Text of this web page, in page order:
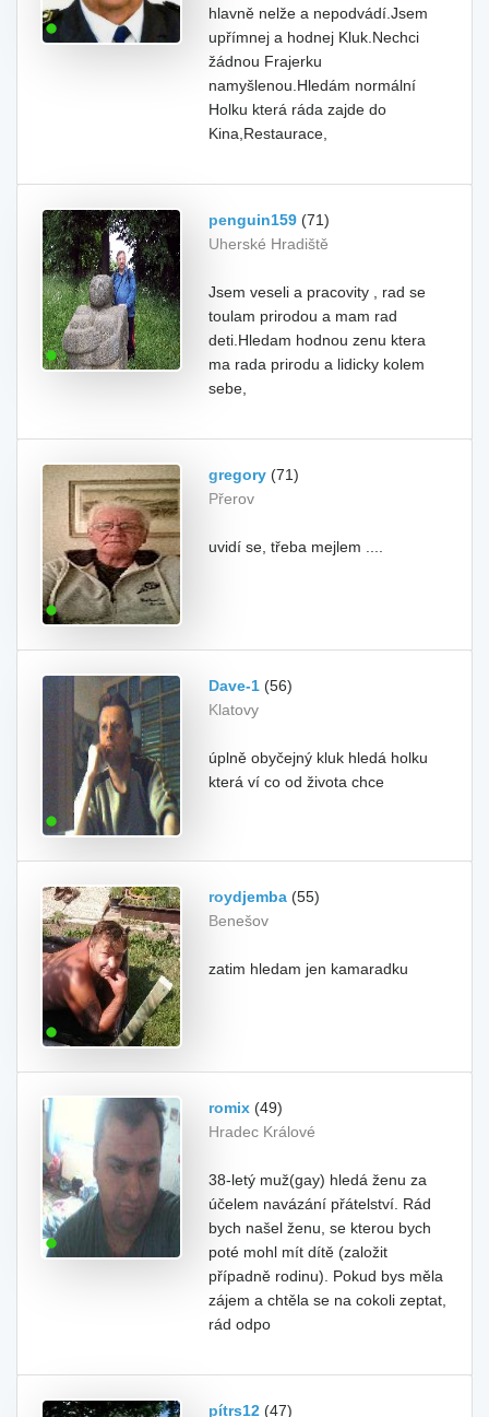
hlavně nelže a nepodvádí.Jsem
upřímnej a hodnej Kluk.Nechci
žádnou Frajerku
namyšlenou.Hledám normální
Holku která ráda zajde do
Kina,Restaurace,
penguin159 (71)
Uherské Hradiště
Jsem veseli a pracovity , rad se
toulam prirodou a mam rad
deti.Hledam hodnou zenu ktera
ma rada prirodu a lidicky kolem
sebe,
gregory (71)
Přerov
uvidí se, třeba mejlem ....
Dave-1 (56)
Klatovy
úplně obyčejný kluk hledá holku
která ví co od života chce
roydjemba (55)
Benešov
zatim hledam jen kamaradku
romix (49)
Hradec Králové
38-letý muž(gay) hledá ženu za
účelem navázání přátelství. Rád
bych našel ženu, se kterou bych
poté mohl mít dítě (založit
případně rodinu). Pokud bys měla
zájem a chtěla se na cokoli zeptat,
rád odpo
pítrs12 (47)